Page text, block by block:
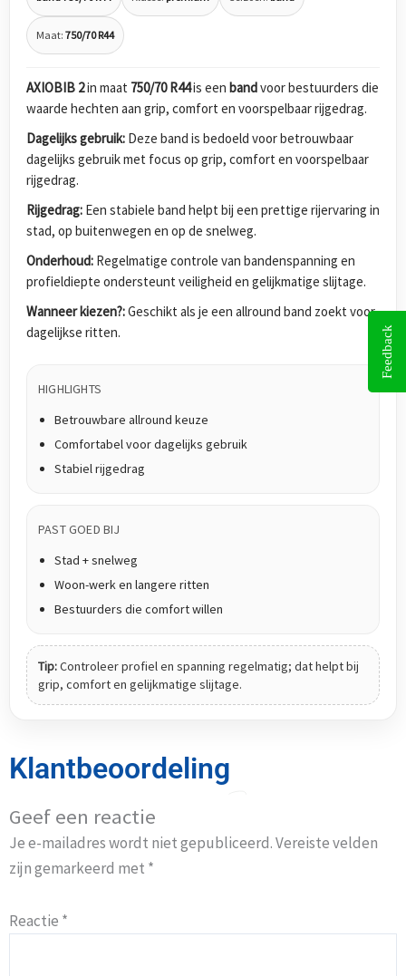
Maat: 750/70 R44
AXIOBIB 2in maat 750/70 R44is een bandvoor bestuurders die
waarde hechten aan grip, comfort en voorspelbaar rijgedrag.
Dagelijks gebruik: Deze band is bedoeld voor betrouwbaar
dagelijks gebruik met focus op grip, comfort en voorspelbaar
rijgedrag.
Rijgedrag: Een stabiele band helpt bij een prettige rijervaring in
stad, op buitenwegen en op de snelweg.
Onderhoud: Regelmatige controle van bandenspanning en
profieldiepte ondersteunt veiligheid en gelijkmatige slijtage.
Wanneer kiezen?:Geschikt als je een allround band zoekt voor
dagelijkse ritten.
HIGHLIGHTS
Betrouwbare allround keuze
Comfortabel voor dagelijks gebruik
Stabiel rijgedrag
PAST GOED BIJ
Stad + snelweg
Woon-werk en langere ritten
Bestuurders die comfort willen
Tip:Controleer profiel en spanning regelmatig; dat helpt bij
grip, comfort en gelijkmatige slijtage.
Klantbeoordeling
Geef een reactie
Je e-mailadres wordt niet gepubliceerd.Vereiste velden
zijn gemarkeerd met *
Reactie *
Feedback